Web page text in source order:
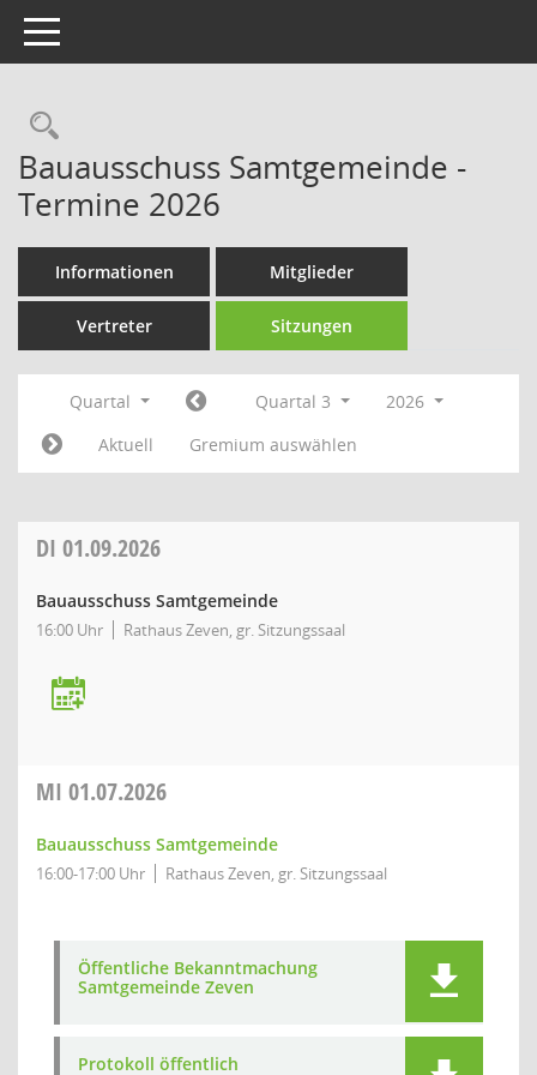
Toggle navigation
Rechercheauswahl
Bauausschuss Samtgemeinde -
Termine 2026
Informationen Mitglieder
Vertreter Sitzungen
Quartal Quartal 3
2026
Aktuell
Gremium auswählen
DI 01.09.2026
Bauausschuss Samtgemeinde
16:00 Uhr Rathaus Zeven, gr. Sitzungssaal
MI 01.07.2026
Bauausschuss Samtgemeinde
16:00-17:00 Uhr Rathaus Zeven, gr. Sitzungssaal
Öffentliche Bekanntmachung
Samtgemeinde Zeven
Protokoll öffentlich